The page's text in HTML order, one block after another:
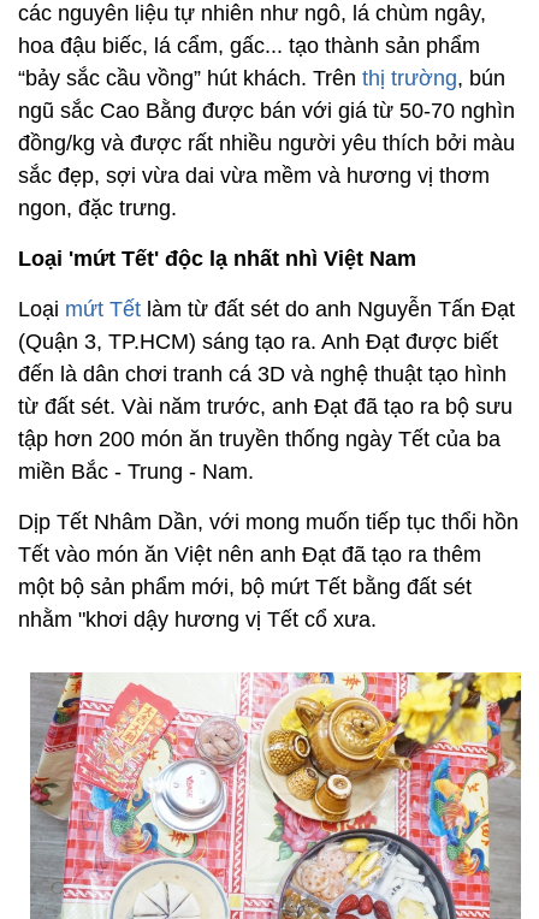
các nguyên liệu tự nhiên như ngô, lá chùm ngây,
hoa đậu biếc, lá cẩm, gấc... tạo thành sản phẩm
“bảy sắc cầu vồng” hút khách. Trên thị trường, bún
ngũ sắc Cao Bằng được bán với giá từ 50-70 nghìn
đồng/kg và được rất nhiều người yêu thích bởi màu
sắc đẹp, sợi vừa dai vừa mềm và hương vị thơm
ngon, đặc trưng.
Loại 'mứt Tết' độc lạ nhất nhì Việt Nam
Loại mứt Tết làm từ đất sét do anh Nguyễn Tấn Đạt
(Quận 3, TP.HCM) sáng tạo ra. Anh Đạt được biết
đến là dân chơi tranh cá 3D và nghệ thuật tạo hình
từ đất sét. Vài năm trước, anh Đạt đã tạo ra bộ sưu
tập hơn 200 món ăn truyền thống ngày Tết của ba
miền Bắc - Trung - Nam.
Dịp Tết Nhâm Dần, với mong muốn tiếp tục thổi hồn
Tết vào món ăn Việt nên anh Đạt đã tạo ra thêm
một bộ sản phẩm mới, bộ mứt Tết bằng đất sét
nhằm "khơi dậy hương vị Tết cổ xưa.